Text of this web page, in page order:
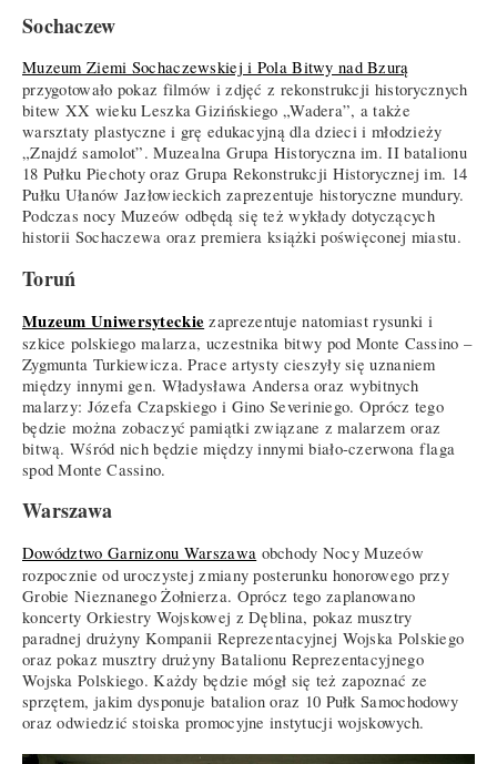
Sochaczew
Muzeum Ziemi Sochaczewskiej i Pola Bitwy nad Bzurą
przygotowało pokaz filmów i zdjęć z rekonstrukcji historycznych
bitew XX wieku Leszka Gizińskiego „Wadera”, a także
warsztaty plastyczne i grę edukacyjną dla dzieci i młodzieży
„Znajdź samolot”. Muzealna Grupa Historyczna im. II batalionu
18 Pułku Piechoty oraz Grupa Rekonstrukcji Historycznej im. 14
Pułku Ułanów Jazłowieckich zaprezentuje historyczne mundury.
Podczas nocy Muzeów odbędą się też wykłady dotyczących
historii Sochaczewa oraz premiera książki poświęconej miastu.
Toruń
Muzeum Uniwersyteckie zaprezentuje natomiast rysunki i
szkice polskiego malarza, uczestnika bitwy pod Monte Cassino –
Zygmunta Turkiewicza. Prace artysty cieszyły się uznaniem
między innymi gen. Władysława Andersa oraz wybitnych
malarzy: Józefa Czapskiego i Gino Severiniego. Oprócz tego
będzie można zobaczyć pamiątki związane z malarzem oraz
bitwą. Wśród nich będzie między innymi biało-czerwona flaga
spod Monte Cassino.
Warszawa
Dowództwo Garnizonu Warszawa obchody Nocy Muzeów
rozpocznie od uroczystej zmiany posterunku honorowego przy
Grobie Nieznanego Żołnierza. Oprócz tego zaplanowano
koncerty Orkiestry Wojskowej z Dęblina, pokaz musztry
paradnej drużyny Kompanii Reprezentacyjnej Wojska Polskiego
oraz pokaz musztry drużyny Batalionu Reprezentacyjnego
Wojska Polskiego. Każdy będzie mógł się też zapoznać ze
sprzętem, jakim dysponuje batalion oraz 10 Pułk Samochodowy
oraz odwiedzić stoiska promocyjne instytucji wojskowych.